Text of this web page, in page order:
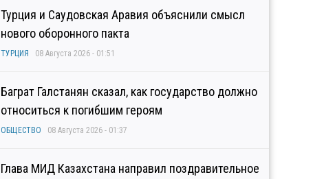
Турция и Саудовская Аравия объяснили смысл
нового оборонного пакта
ТУРЦИЯ 08 Августа 2026 - 01:51
Баграт Галстанян сказал, как государство должно
относиться к погибшим героям
ОБЩЕСТВО 08 Августа 2026 - 01:37
Глава МИД Казахстана направил поздравительное